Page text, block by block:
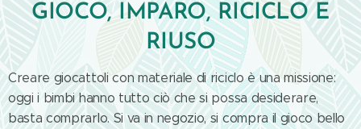
GIOCO, IMPARO, RICICLO E
RIUSO
Creare giocattoli con materiale di riciclo è una missione:
oggi i bimbi hanno tutto ciò che si possa desiderare,
basta comprarlo. Si va in negozio, si compra il gioco bello